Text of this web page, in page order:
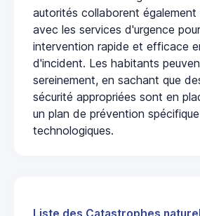
autorités collaborent
avec les services d'urgence
intervention rapide et efficace
d'incident. Les habitants
sereinement, en sachant que
sécurité appropriées sont en
un plan de prévention
technologiques.
Liste des Catastrophes